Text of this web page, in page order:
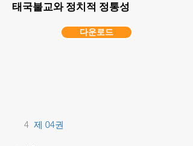
태국불교와 정치적 정통성
다운로드
4 제 04권